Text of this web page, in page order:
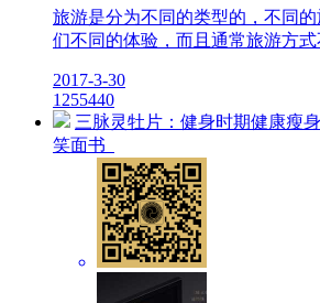
旅游是分为不同的类型的，不同
们不同的体验，而且通常旅游方式
2017-3-30
1255440
三脉灵牡片：健身时期健康瘦
笑面书